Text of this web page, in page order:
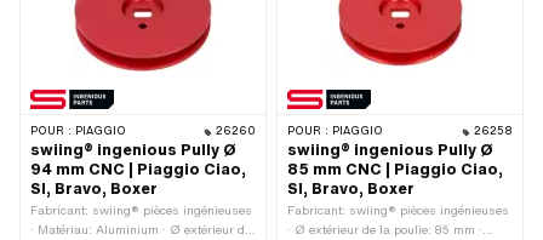
POUR : PIAGGIO 26260
swiing® ingenious Pully Ø
94 mm CNC | Piaggio Ciao,
SI, Bravo, Boxer
Fabricant: swiing® pièces ingénieuses
· Matériau: Aluminium · Ø extérieur de
POUR : PIAGGIO 26258
swiing® ingenious Pully Ø
85 mm CNC | Piaggio Ciao,
SI, Bravo, Boxer
Fabricant: swiing® pièces ingénieuses
· Ø extérieur de la poulie: 85 mm ·